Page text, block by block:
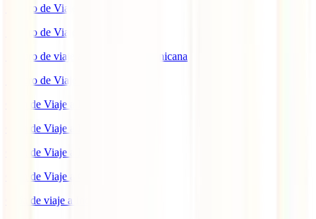
Seguro de Viaje a Tailandia
Seguro de Viaje a China
Seguro de viaje a República Dominicana
Seguro de Viaje a Colombia
Guía de Viaje a Estados Unidos
Guía de Viaje a México
Guía de Viaje a Marruecos
Guía de Viaje a Cuba
Guía de viaje a Indonesia